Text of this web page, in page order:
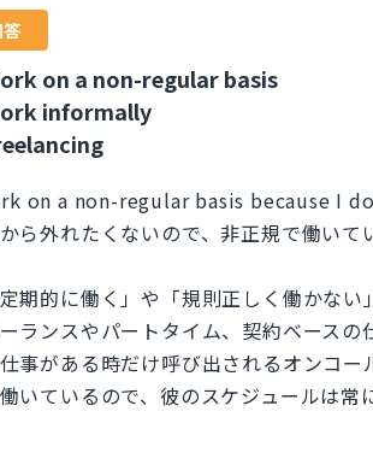
答
on a non-regular basis
informally
on a non-regular basis because I
ら外れたくないので、非正規で働いて
定期的に働く」や「規則正しく働かな
ランスやパートタイム、契約ベース
事がある時だけ呼び出されるオンコ
いているので、彼のスケジュールは